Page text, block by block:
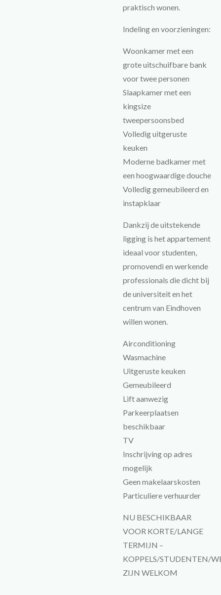
praktisch wonen.
Indeling en voorzieningen:
Woonkamer met een
grote uitschuifbare bank
voor twee personen
Slaapkamer met een
kingsize
tweepersoonsbed
Volledig uitgeruste
keuken
Moderne badkamer met
een hoogwaardige douche
Volledig gemeubileerd en
instapklaar
Dankzij de uitstekende
ligging is het appartement
ideaal voor studenten,
promovendi en werkende
professionals die dicht bij
de universiteit en het
centrum van Eindhoven
willen wonen.
Airconditioning
Wasmachine
Uitgeruste keuken
Gemeubileerd
Lift aanwezig
Parkeerplaatsen
beschikbaar
TV
Inschrijving op adres
mogelijk
Geen makelaarskosten
Particuliere verhuurder
NU BESCHIKBAAR
VOOR KORTE/LANGE
TERMIJN –
KOPPELS/STUDENTEN/
ZIJN WELKOM